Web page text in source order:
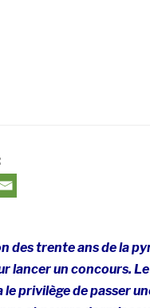
des trente ans de la
lancer un concours.
le privilège de passer